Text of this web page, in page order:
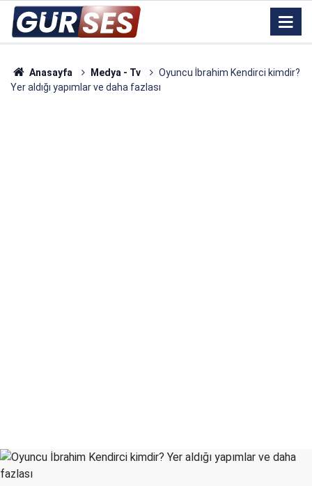
Anasayfa Medya - Tv
Oyuncu İbrahim Kendirci kimdir?
Yer aldığı yapımlar ve daha fazlası